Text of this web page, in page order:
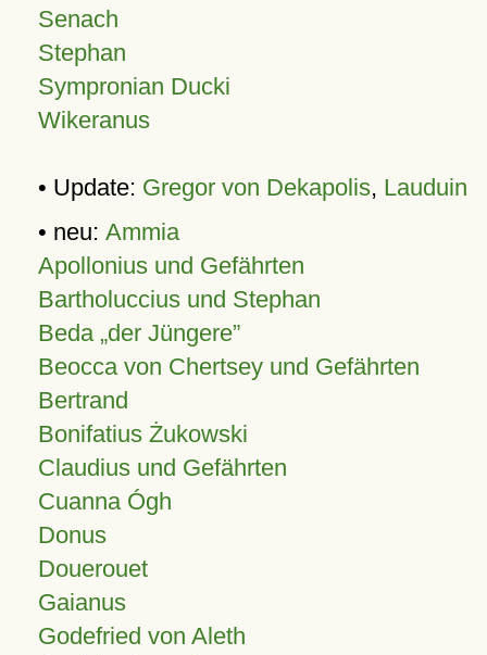
Senach
Stephan
Sympronian Ducki
Wikeranus
• Update: Gregor von Dekapolis, Lauduin
• neu: Ammia
Apollonius und Gefährten
Bartholuccius und Stephan
Beda „der Jüngere”
Beocca von Chertsey und Gefährten
Bertrand
Bonifatius Żukowski
Claudius und Gefährten
Cuanna Ógh
Donus
Douerouet
Gaianus
Godefried von Aleth